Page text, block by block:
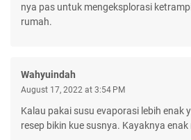
nya pas untuk mengeksplorasi
rumah.
Wahyuindah
August 17, 2022 at 3:54 PM
Kalau pakai susu evaporasi lebih enak
resep bikin kue susnya. Kayaknya enak